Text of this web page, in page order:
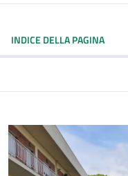
INDICE DELLA PAGINA